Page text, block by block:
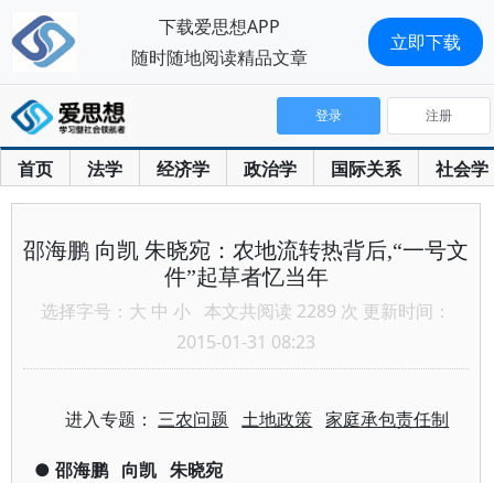
首页 法学 经济学 政治学 国际关系 社会学
登录 注册
邵海鹏 向凯 朱晓宛：农地流转热背后,“一号文
件”起草者忆当年
选择字号： 大 中 小 本文共阅读 2289 次 更新时间：
2015-01-31 08:23
进入专题：三农问题 土地政策 家庭承包责任制
● 邵海鹏 向凯 朱晓宛
下载爱思想APP
随时随地阅读精品文章
立即下载